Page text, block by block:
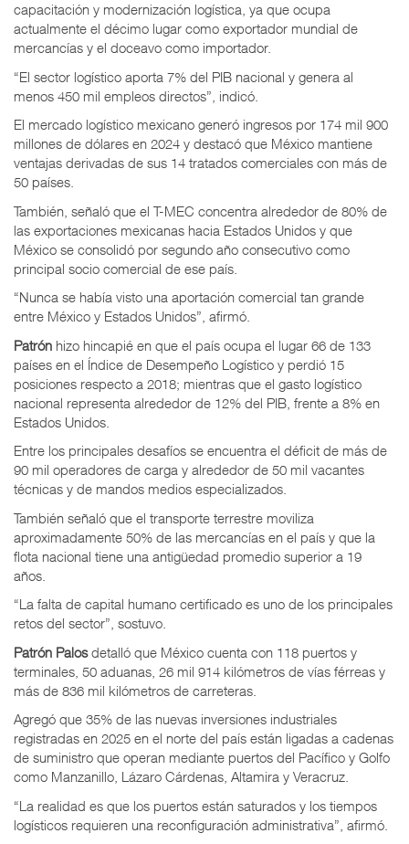
capacitación y modernización logística, ya que ocupa
actualmente el décimo lugar como exportador mundial de
mercancías y el doceavo como importador.
“El sector logístico aporta 7% del PIB nacional y genera al
menos 450 mil empleos directos”, indicó.
El mercado logístico mexicano generó ingresos por 174 mil 900
millones de dólares en 2024 y destacó que México mantiene
ventajas derivadas de sus 14 tratados comerciales con más de
50 países.
También, señaló que el T-MEC concentra alrededor de 80% de
las exportaciones mexicanas hacia Estados Unidos y que
México se consolidó por segundo año consecutivo como
principal socio comercial de ese país.
“Nunca se había visto una aportación comercial tan grande
entre México y Estados Unidos”, afirmó.
Patrón hizo hincapié en que el país ocupa el lugar 66 de 133
países en el Índice de Desempeño Logístico y perdió 15
posiciones respecto a 2018; mientras que el gasto logístico
nacional representa alrededor de 12% del PIB, frente a 8% en
Estados Unidos.
Entre los principales desafíos se encuentra el déficit de más de
90 mil operadores de carga y alrededor de 50 mil vacantes
técnicas y de mandos medios especializados.
También señaló que el transporte terrestre moviliza
aproximadamente 50% de las mercancías en el país y que la
flota nacional tiene una antigüedad promedio superior a 19
años.
“La falta de capital humano certificado es uno de los principales
retos del sector”, sostuvo.
Patrón Palosdetalló que México cuenta con 118 puertos y
terminales, 50 aduanas, 26 mil 914 kilómetros de vías férreas y
más de 836 mil kilómetros de carreteras.
Agregó que 35% de las nuevas inversiones industriales
registradas en 2025 en el norte del país están ligadas a cadenas
de suministro que operan mediante puertos del Pacífico y Golfo
como Manzanillo, Lázaro Cárdenas, Altamira y Veracruz.
“La realidad es que los puertos están saturados y los tiempos
logísticos requieren una reconfiguración administrativa”, afirmó.